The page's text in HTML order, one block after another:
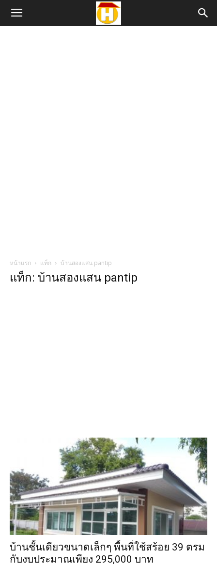
หน้าแรก แท็ก บ้านสองแสน pantip
แท็ก: บ้านสองแสน pantip
บ้านชั้นเดียวขนาดเล็กๆ พื้นที่ใช้สร้อย 39 ตรม
กับงบประมาณเพียง 295,000 บาท